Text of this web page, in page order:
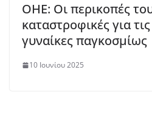
ΟΗΕ: Οι περικοπές
καταστροφικές για
γυναίκες παγκοσμίως
10 Ιουνίου 2025